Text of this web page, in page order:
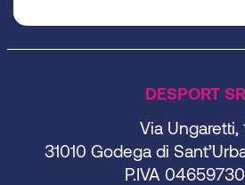
DESPORT
Via Ungaretti,
31010 Godega di
P.IVA